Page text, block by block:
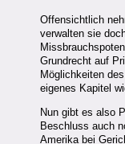
Offensichtlich
verwalten sie
Grundrecht auf
Möglichkeiten
eigenes Kapitel
Nun gibt es also
Beschluss auch
Amerika bei